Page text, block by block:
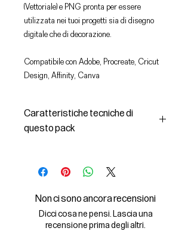
(Vettoriale) e PNG pronta per essere
utilizzata nei tuoi progetti sia di disegno
digitale che di decorazione.
Compatibile con Adobe, Procreate, Cricut
Design, Affinity, Canva
Caratteristiche tecniche di
questo pack
- le immagini descritte in formato
- la licenza d'uso delle grafiche
Il File SVG è compatibile con Adobe,
Cricut Design, Cricut
Non ci sono ancora recensioni
Dicci cosa ne pensi. Lascia una
recensione prima degli altri.